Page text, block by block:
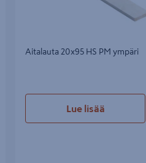
Aitalauta 20x95 HS PM ympäri
Lue lisää